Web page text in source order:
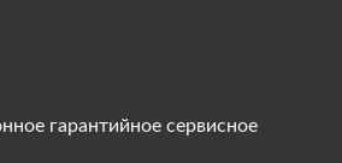
гарантийное сервисное